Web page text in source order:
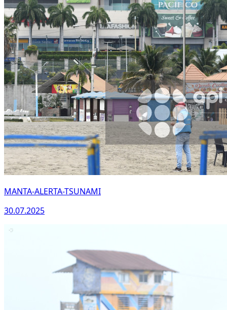
MANTA-ALERTA-TSUNAMI
30.07.2025